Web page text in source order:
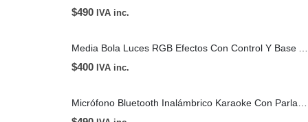
$490 IVA inc.
$400 IVA inc.